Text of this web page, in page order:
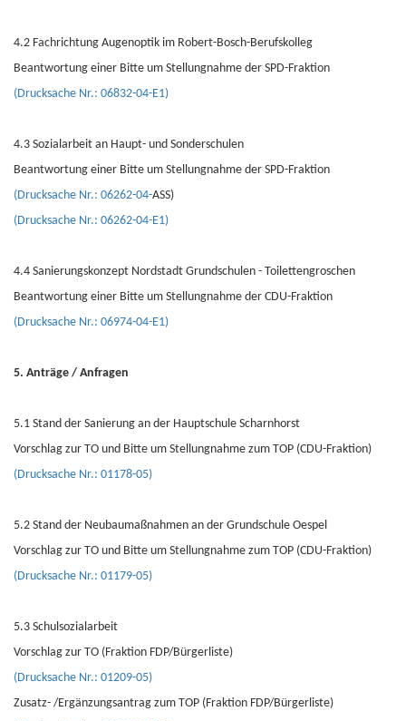
4.2 Fachrichtung Augenoptik im Robert-Bosch-Berufskolleg
Beantwortung einer Bitte um Stellungnahme der SPD-Fraktion
(Drucksache Nr.: 06832-04-E1)
4.3 Sozialarbeit an Haupt- und Sonderschulen
Beantwortung einer Bitte um Stellungnahme der SPD-Fraktion
(Drucksache Nr.: 06262-04-ASS)
(Drucksache Nr.: 06262-04-E1)
4.4 Sanierungskonzept Nordstadt Grundschulen - Toilettengroschen
Beantwortung einer Bitte um Stellungnahme der CDU-Fraktion
(Drucksache Nr.: 06974-04-E1)
5. Anträge / Anfragen
5.1 Stand der Sanierung an der Hauptschule Scharnhorst
Vorschlag zur TO und Bitte um Stellungnahme zum TOP (CDU-Fraktion)
(Drucksache Nr.: 01178-05)
5.2 Stand der Neubaumaßnahmen an der Grundschule Oespel
Vorschlag zur TO und Bitte um Stellungnahme zum TOP (CDU-Fraktion)
(Drucksache Nr.: 01179-05)
5.3 Schulsozialarbeit
Vorschlag zur TO (Fraktion FDP/Bürgerliste)
(Drucksache Nr.: 01209-05)
Zusatz- /Ergänzungsantrag zum TOP (Fraktion FDP/Bürgerliste)